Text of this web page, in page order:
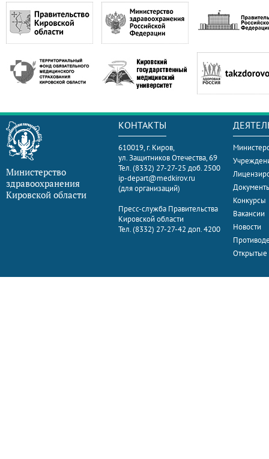
Министерство
здравоохранения
Кировской области
КОНТАКТЫ
610019, г. Киров,
ул. Защитников Отечества, 69
Тел. (8332) 27-27-25 доб. 2500
ip-depart@medkirov.ru
(для организаций)
Пресс-служба Правительства
Кировской области
Тел. (8332) 27-27-42 доп. 4200
Конкурсы
Вакансии
Новости